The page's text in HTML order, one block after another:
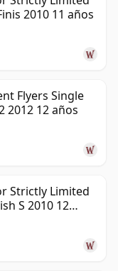
2010 11 años
Flyers Single
2012 12 años
Strictly Limited
S 2010 12